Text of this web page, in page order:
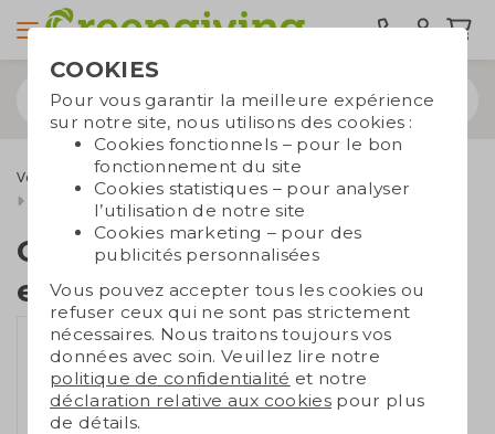
Vêtements durables
Accessoires vestimentaires
Casquette de baseball en coton
Casquette de baseball
en coton
COOKIES
Pour vous garantir la meilleure expérience
sur notre site, nous utilisons des cookies :
Cookies fonctionnels – pour le bon
fonctionnement du site
Cookies statistiques – pour analyser
l’utilisation de notre site
Cookies marketing – pour des
publicités personnalisées
Vous pouvez accepter tous les cookies ou
refuser ceux qui ne sont pas strictement
nécessaires. Nous traitons toujours vos
données avec soin. Veuillez lire notre
politique de confidentialité et notre
déclaration relative aux cookies pour plus
de détails.